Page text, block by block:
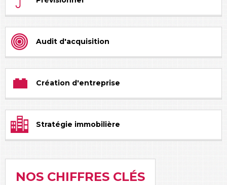
Audit d'acquisition
Création d'entreprise
Stratégie immobilière
NOS CHIFFRES CLÉS